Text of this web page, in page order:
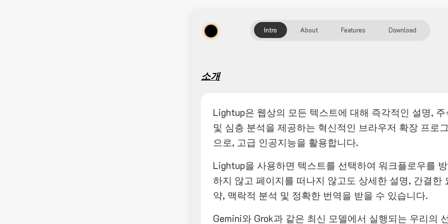
Intro About Features Download
소개
Lightup은 웹상의 모든 텍스트에 대해 즉각적인 설명, 주
및 심층 분석을 제공하는 혁신적인 브라우저 확장 프로
으로, 고급 인공지능을 활용합니다.
Lightup을 사용하면 텍스트를 선택하여 워크플로우를
하지 않고 페이지를 떠나지 않고도 상세한 설명, 간결한
약, 맥락적 분석 및 정확한 번역을 받을 수 있습니다.
Gemini와 Grok과 같은 최신 모델에서 실행되는 우리의 선